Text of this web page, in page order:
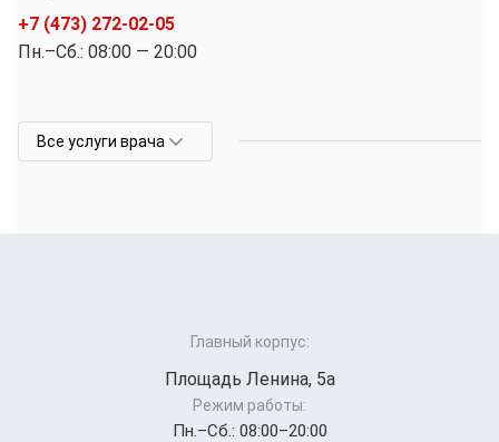
+7 (473) 272-02-05
Пн.–Cб.: 08:00 — 20:00
Все услуги врача
Главный корпус:
Площадь Ленина, 5а
Режим работы:
Пн.–Cб.: 08:00–20:00